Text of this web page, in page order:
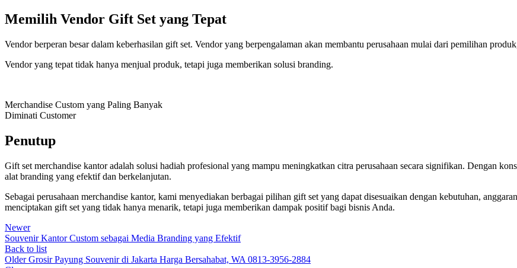
Memilih Vendor Gift Set yang Tepat
Vendor berperan besar dalam keberhasilan gift set. Vendor yang berpengalaman akan membantu perusahaan mulai dari pemilihan
Vendor yang tepat tidak hanya menjual produk, tetapi juga memberikan solusi branding.
Merchandise Custom yang Paling Banyak
Diminati Customer
Penutup
Gift set merchandise kantor adalah solusi hadiah profesional yang mampu meningkatkan citra perusahaan secara signifikan. Dengan
alat branding yang efektif dan berkelanjutan.
Sebagai perusahaan merchandise kantor, kami menyediakan berbagai pilihan gift set yang dapat disesuaikan dengan kebutuhan,
menciptakan gift set yang tidak hanya menarik, tetapi juga memberikan dampak positif bagi bisnis Anda.
Newer
Souvenir Kantor Custom sebagai Media Branding yang Efektif
Back to list
Older Grosir Payung Souvenir di Jakarta Harga Bersahabat, WA 0813-3956-2884